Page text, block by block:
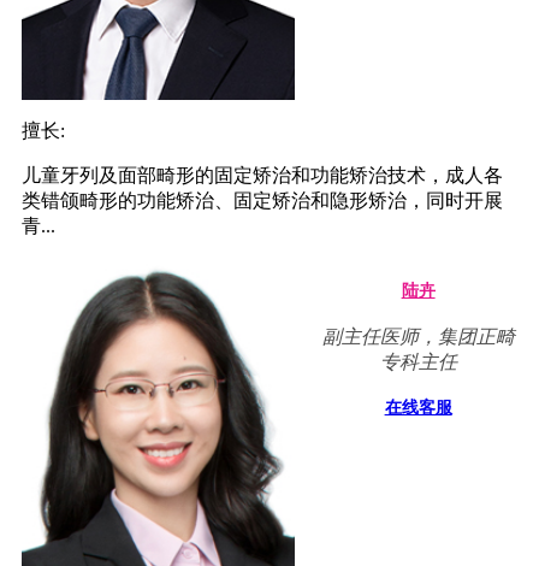
擅长:
儿童牙列及面部畸形的固定矫治和功能矫治技术，成人各
类错颌畸形的功能矫治、固定矫治和隐形矫治，同时开展
青...
陆卉
副主任医师，集团正畸
专科主任
在线客服